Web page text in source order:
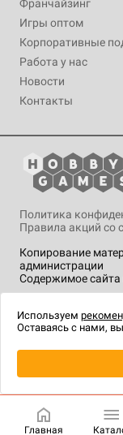
Франчайзинг
Игры оптом
Корпоративные
Работа у нас
Новости
Контакты
Копирование
администрации
Содержимое сайта
Политика
Правила акций со
технологии.
Главная
Используем
Оставаясь с нами,